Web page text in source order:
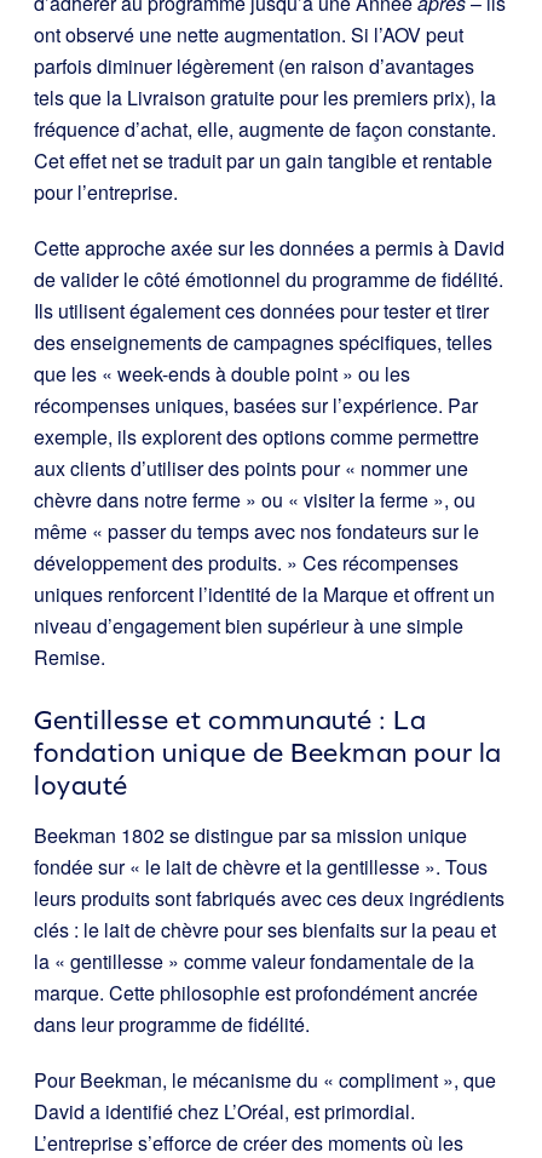
ont observé une nette augmentation. Si l’AOV peut
parfois diminuer légèrement (en raison d’avantages
tels que la Livraison gratuite pour les premiers prix), la
fréquence d’achat, elle, augmente de façon constante.
Cet effet net se traduit par un gain tangible et rentable
pour l’entreprise.
Cette approche axée sur les données a permis à David
de valider le côté émotionnel du programme de fidélité.
Ils utilisent également ces données pour tester et tirer
des enseignements de campagnes spécifiques, telles
que les « week-ends à double point » ou les
récompenses uniques, basées sur l’expérience. Par
exemple, ils explorent des options comme permettre
aux clients d’utiliser des points pour « nommer une
chèvre dans notre ferme » ou « visiter la ferme », ou
même « passer du temps avec nos fondateurs sur le
développement des produits. » Ces récompenses
uniques renforcent l’identité de la Marque et offrent un
niveau d’engagement bien supérieur à une simple
Remise.
Gentillesse et communauté : La
fondation unique de Beekman pour la
loyauté
Beekman 1802 se distingue par sa mission unique
fondée sur « le lait de chèvre et la gentillesse ». Tous
leurs produits sont fabriqués avec ces deux ingrédients
clés : le lait de chèvre pour ses bienfaits sur la peau et
la « gentillesse » comme valeur fondamentale de la
marque. Cette philosophie est profondément ancrée
dans leur programme de fidélité.
Pour Beekman, le mécanisme du « compliment », que
David a identifié chez L’Oréal, est primordial.
L’entreprise s’efforce de créer des moments où les